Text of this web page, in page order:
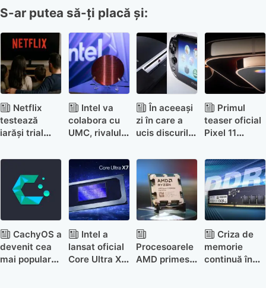
S-ar putea să-ți placă și:
Netflix
testează
iarăși trial
calcul
canale TV live
Intel va
colabora cu
UMC, rivalul
TSMC, pentru
producția de
cipuri pe 3nm
În aceeași
zi în care a
ucis discurile,
demonstrează
și de ce asta
este o idee
proastă
Primul
teaser oficial
Pixel 11
iluminarea
Pixel Glow
CachyOS a
devenit cea
mai populară
Intel a
lansat oficial
Core Ultra X9
Procesoarele
AMD primesc
Criza de
memorie
continuă în